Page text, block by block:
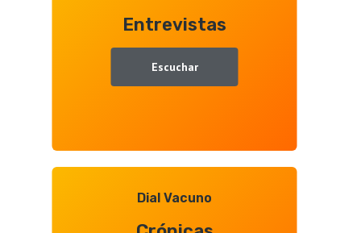
Juan
Ramón
Gallego
Entrevistas
Escuchar
Dial Vacuno